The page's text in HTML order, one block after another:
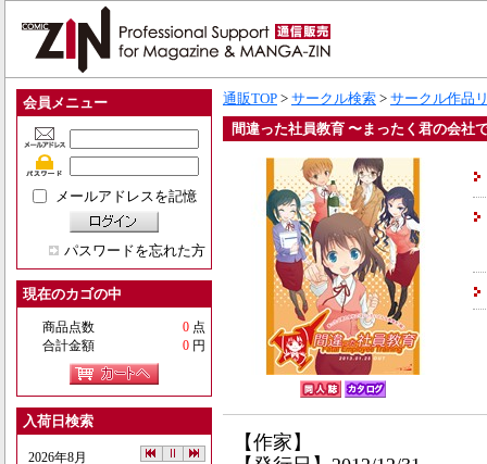
会員メニュー
メールアドレスを記憶
パスワードを忘れた方
現在のカゴの中
商品点数 0 点
合計金額
0 円
入荷日検索
2026年8月
通販TOP > サークル検索 > サークル作品
間違った社員教育 〜まったく君の会社
【作家】